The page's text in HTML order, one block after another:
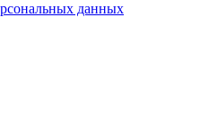
данных